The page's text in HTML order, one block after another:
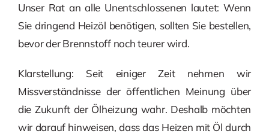
Unser Rat an alle Unentschlossenen lautet: Wenn
Sie dringend Heizöl benötigen, sollten Sie bestellen,
bevor der Brennstoff noch teurer wird.
Klarstellung: Seit einiger Zeit nehmen wir
Missverständnisse der öffentlichen Meinung über
die Zukunft der Ölheizung wahr. Deshalb möchten
wir darauf hinweisen, dass das Heizen mit Öl durch